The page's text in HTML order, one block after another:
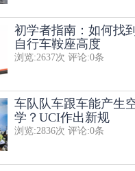
初学者指南：如何找
自行车鞍座高度
浏览:2637次 评论:0条
车队队​车跟车能产生
学？UCI作出新规
浏览:2836次 评论:0条